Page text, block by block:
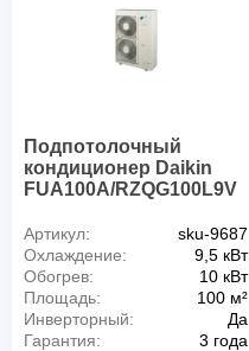
Подпотолочный
кондиционер Daikin
FUA100A/RZQG100L9V
Артикул:
sku-9687
Охлаждение:
9,5 кВт
Обогрев:
10 кВт
Площадь:
100 м²
Инверторный:
Да
Гарантия:
3 года